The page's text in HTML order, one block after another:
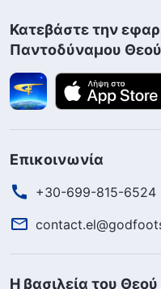
Κατεβάστε την
Παντοδύναμου
Επικοινωνία
+30-699-815-6524
Η βασιλεία του